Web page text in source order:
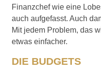
Finanzchef wie eine
auch aufgefasst. Auch
Mit jedem Problem, das
etwas einfacher.
DIE BUDGETS